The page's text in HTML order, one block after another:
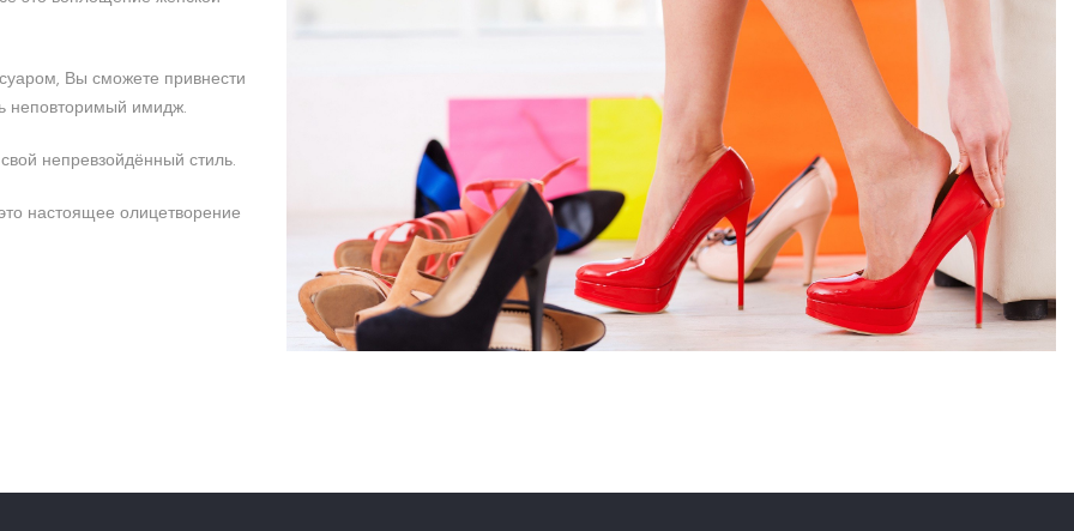
Вы сможете привнести
неповторимый имидж.
непревзойдённый стиль.
настоящее олицетворение